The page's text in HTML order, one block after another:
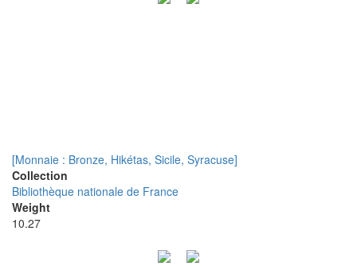
[Monnaie : Bronze, Hikétas, Sicile, Syracuse]
Collection
Bibliothèque nationale de France
Weight
10.27